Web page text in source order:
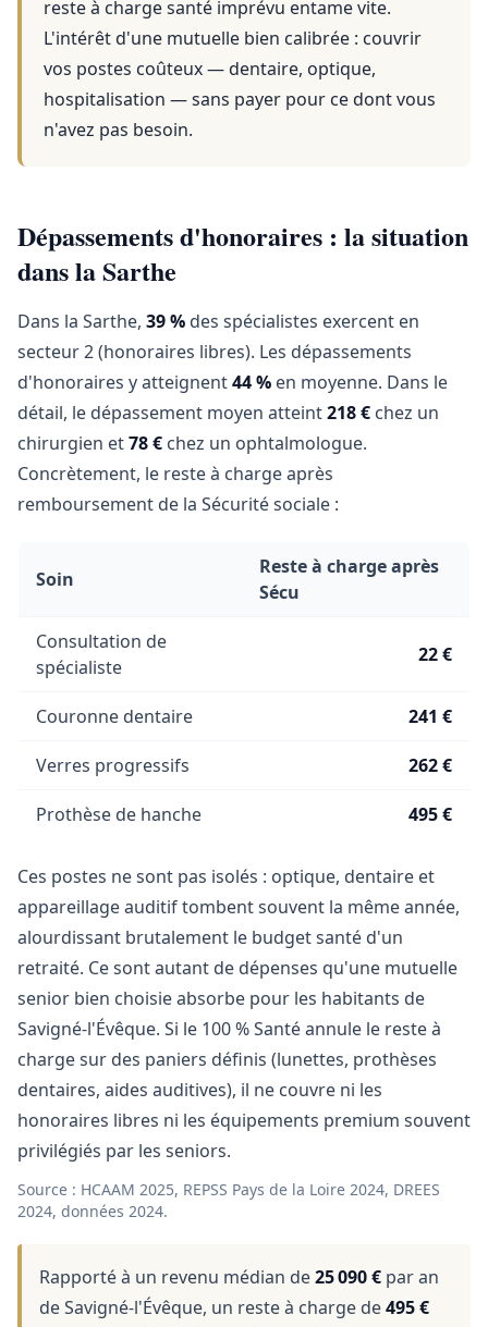
reste à charge santé imprévu entame vite.
L'intérêt d'une mutuelle bien calibrée : couvrir
vos postes coûteux — dentaire, optique,
hospitalisation — sans payer pour ce dont vous
n'avez pas besoin.
Dépassements d'honoraires : la situation
dans la Sarthe
Dans la Sarthe, 39 % des spécialistes exercent en
secteur 2 (honoraires libres). Les dépassements
d'honoraires y atteignent44 % en moyenne. Dans le
détail, le dépassement moyen atteint218 € chez un
chirurgien et78 € chez un ophtalmologue.
Concrètement, le reste à charge après
remboursement de la Sécurité sociale :
Soin
Reste à charge après
Sécu
Consultation de
spécialiste
22 €
Couronne dentaire 241 €
Verres progressifs 262 €
Prothèse de hanche 495 €
Ces postes ne sont pas isolés : optique, dentaire et
appareillage auditif tombent souvent la même année,
alourdissant brutalement le budget santé d'un
retraité. Ce sont autant de dépenses qu'une mutuelle
senior bien choisie absorbe pour les habitants de
Savigné-l'Évêque. Si le 100 % Santé annule le reste à
charge sur des paniers définis (lunettes, prothèses
dentaires, aides auditives), il ne couvre ni les
honoraires libres ni les équipements premium souvent
privilégiés par les seniors.
Source : HCAAM 2025, REPSS Pays de la Loire 2024, DREES
2024, données 2024.
Rapporté à un revenu médian de25 090 € par an
de Savigné-l'Évêque, un reste à charge de495 €